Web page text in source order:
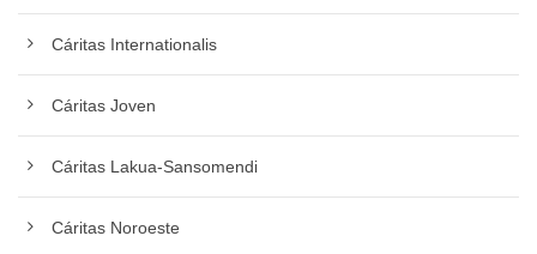
Cáritas Internationalis
Cáritas Joven
Cáritas Lakua-Sansomendi
Cáritas Noroeste